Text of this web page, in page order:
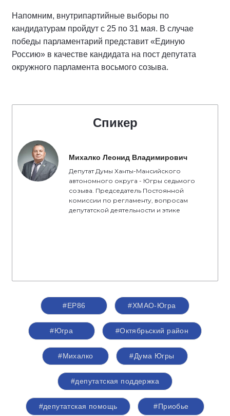
Напомним, внутрипартийные выборы по
кандидатурам пройдут с 25 по 31 мая. В случае
победы парламентарий представит «Единую
Россию» в качестве кандидата на пост депутата
окружного парламента восьмого созыва.
Спикер
Михалко Леонид Владимирович
Депутат Думы Ханты-Мансийского
автономного округа - Югры седьмого
созыва. Председатель Постоянной
комиссии по регламенту, вопросам
депутатской деятельности и этике
#ЕР86 #ХМАО-Югра
#Югра #Октябрьский район
#Михалко #Дума Югры
#депутатская поддержка
#депутатская помощь #Приобье